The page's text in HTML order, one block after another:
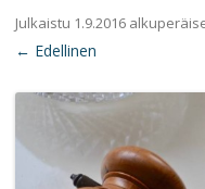
Julkaistu 1.9.2016
← Edellinen